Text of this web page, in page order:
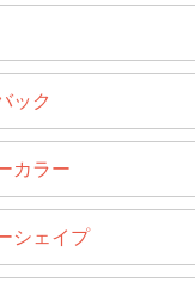
ック
カラー
シェイプ